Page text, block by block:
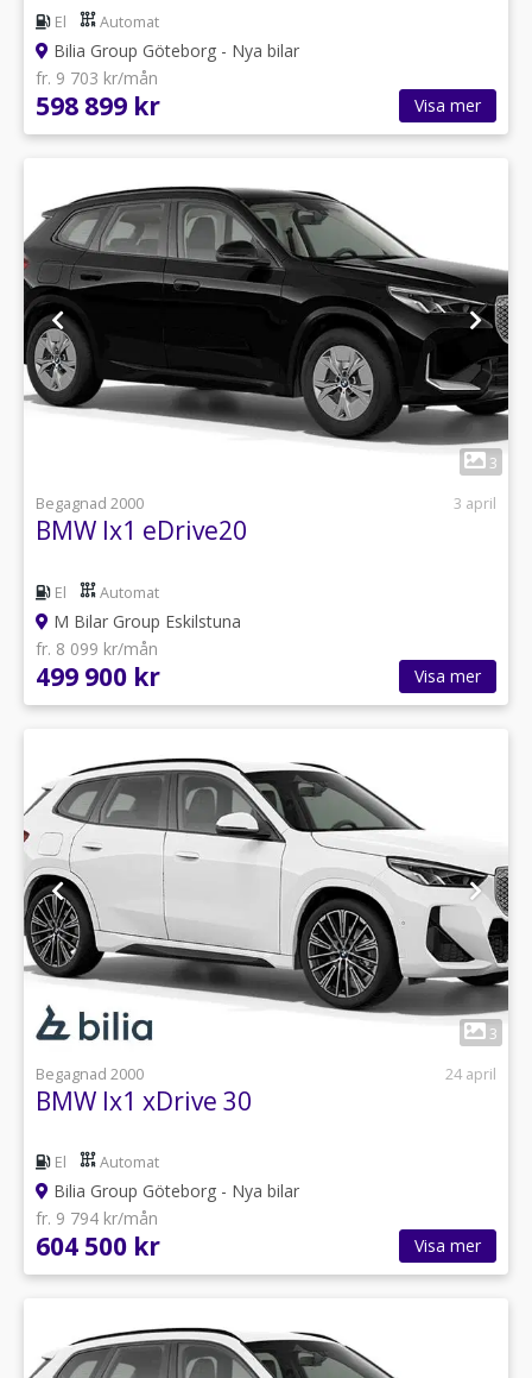
El Automat
Bilia Group Göteborg - Nya bilar
fr. 9 703 kr/mån
598 899 kr Visa mer
3
Begagnad 2000
3 april
BMW Ix1 eDrive20
El Automat
M Bilar Group Eskilstuna
fr. 8 099 kr/mån
499 900 kr Visa mer
3
Begagnad 2000
24 april
BMW Ix1 xDrive 30
El Automat
Bilia Group Göteborg - Nya bilar
fr. 9 794 kr/mån
604 500 kr Visa mer